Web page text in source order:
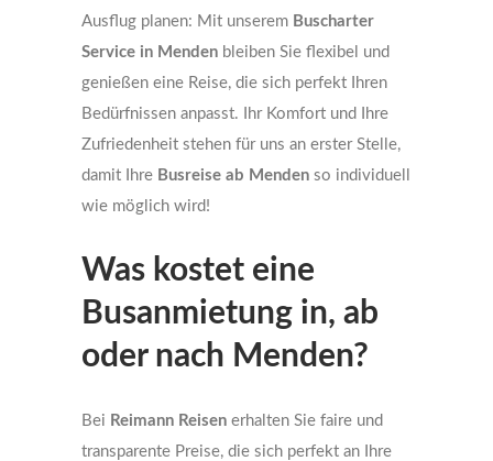
Ausflug planen: Mit unserem Buscharter
Service in Menden bleiben Sie flexibel und
genießen eine Reise, die sich perfekt Ihren
Bedürfnissen anpasst. Ihr Komfort und Ihre
Zufriedenheit stehen für uns an erster Stelle,
damit Ihre Busreise ab Menden so individuell
wie möglich wird!
Was kostet eine
Busanmietung in, ab
oder nach Menden?
Bei Reimann Reisen erhalten Sie faire und
transparente Preise, die sich perfekt an Ihre